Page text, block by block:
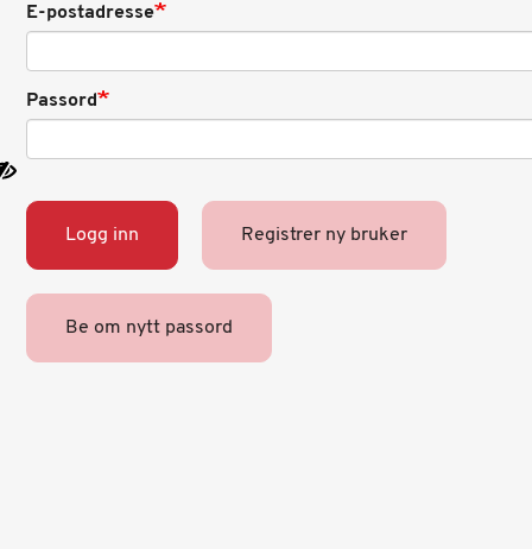
E-postadresse
Passord
Logg inn Registrer ny bruker
Be om nytt passord